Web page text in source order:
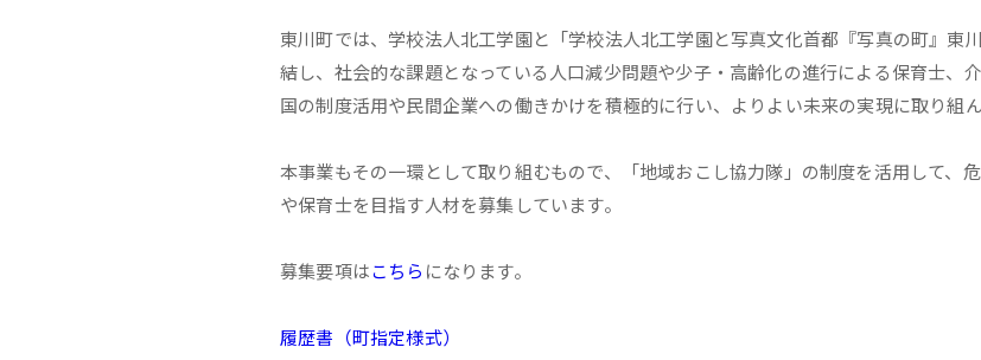
東川町では、学校法人北工学園と「学校法人北工学園と写真文化首都『写真の町』東
結し、社会的な課題となっている人口減少問題や少子・高齢化の進行による保育士、
国の制度活用や民間企業への働きかけを積極的に行い、よりよい未来の実現に取り組ん
本事業もその一環として取り組むもので、「地域おこし協力隊」の制度を活用して、
や保育士を目指す人材を募集しています。
募集要項はこちら になります。
履歴書（町指定様式）